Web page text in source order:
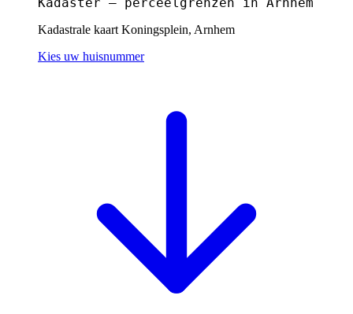
Kadastrale kaart Koningsplein, Arnhem
Kies uw huisnummer